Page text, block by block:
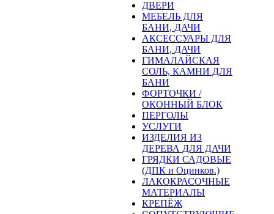
ДВЕРИ
МЕБЕЛЬ ДЛЯ
БАНИ, ДАЧИ
АКСЕССУАРЫ ДЛЯ
БАНИ, ДАЧИ
ГИМАЛАЙСКАЯ
СОЛЬ, КАМНИ ДЛЯ
БАНИ
ФОРТОЧКИ /
ОКОННЫЙ БЛОК
ПЕРГОЛЫ
УСЛУГИ
ИЗДЕЛИЯ ИЗ
ДЕРЕВА ДЛЯ ДАЧИ
ГРЯДКИ САДОВЫЕ
(ДПК и Оцинков.)
ЛАКОКРАСОЧНЫЕ
МАТЕРИАЛЫ
КРЕПЁЖ